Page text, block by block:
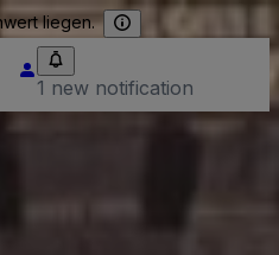
liegen.
1 new notification